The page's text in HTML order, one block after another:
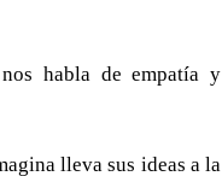
habla de empatía y
lleva sus ideas a la